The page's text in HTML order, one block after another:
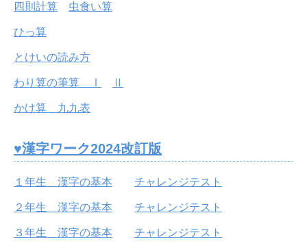
四則計算 虫食い算
ひっ算
とけいの読み方
わり算の筆算 Ⅰ Ⅱ
かけ算 九九表
♥漢字ワーク2024改訂版
１年生 漢字の基本 チャレンジテスト
２年生 漢字の基本 チャレンジテスト
３年生 漢字の基本 チャレンジテスト